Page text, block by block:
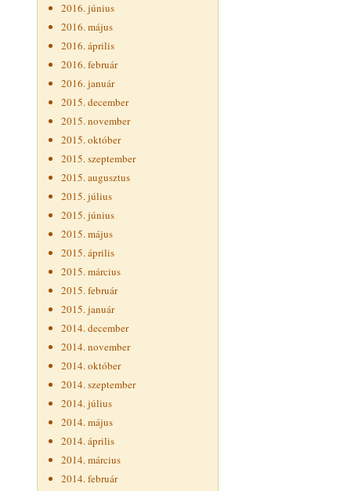
2016. június
2016. május
2016. április
2016. február
2016. január
2015. december
2015. november
2015. október
2015. szeptember
2015. augusztus
2015. július
2015. június
2015. május
2015. április
2015. március
2015. február
2015. január
2014. december
2014. november
2014. október
2014. szeptember
2014. július
2014. május
2014. április
2014. március
2014. február